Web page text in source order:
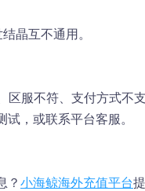
晶互不通用。
区服不符、支付方式不
，或联系平台客服。
？ 小海鲸海外充值平台